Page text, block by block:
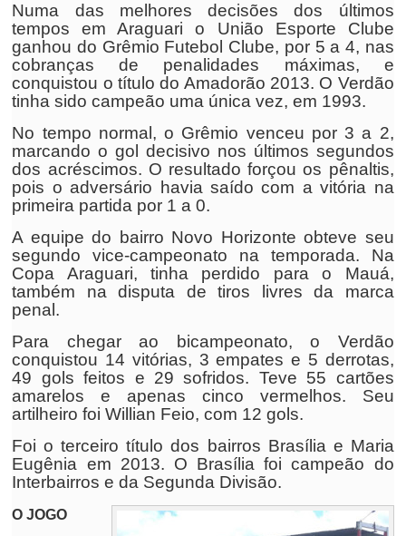
Numa das melhores decisões dos últimos
tempos em Araguari o União Esporte Clube
ganhou do Grêmio Futebol Clube, por 5 a 4, nas
cobranças de penalidades máximas, e
conquistou o título do Amadorão 2013. O Verdão
tinha sido campeão uma única vez, em 1993.
No tempo normal, o Grêmio venceu por 3 a 2,
marcando o gol decisivo nos últimos segundos
dos acréscimos. O resultado forçou os pênaltis,
pois o adversário havia saído com a vitória na
primeira partida por 1 a 0.
A equipe do bairro Novo Horizonte obteve seu
segundo vice-campeonato na temporada. Na
Copa Araguari, tinha perdido para o Mauá,
também na disputa de tiros livres da marca
penal.
Para chegar ao bicampeonato, o Verdão
conquistou 14 vitórias, 3 empates e 5 derrotas,
49 gols feitos e 29 sofridos. Teve 55 cartões
amarelos e apenas cinco vermelhos. Seu
artilheiro foi Willian Feio, com 12 gols.
Foi o terceiro título dos bairros Brasília e Maria
Eugênia em 2013. O Brasília foi campeão do
Interbairros e da Segunda Divisão.
O JOGO